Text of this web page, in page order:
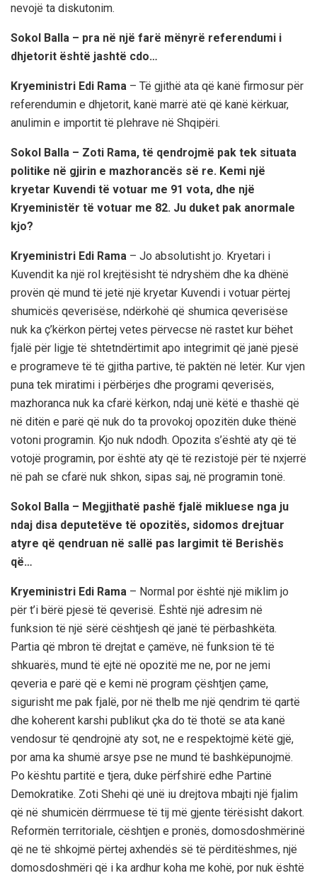
nevojë ta diskutonim.
Sokol Balla – pra në një farë mënyrë referendumi i
dhjetorit është jashtë cdo…
Kryeministri Edi Rama – Të gjithë ata që kanë firmosur për
referendumin e dhjetorit, kanë marrë atë që kanë kërkuar,
anulimin e importit të plehrave në Shqipëri.
Sokol Balla – Zoti Rama, të qendrojmë pak tek situata
politike në gjirin e mazhorancës së re. Kemi një
kryetar Kuvendi të votuar me 91 vota, dhe një
Kryeministër të votuar me 82. Ju duket pak anormale
kjo?
Kryeministri Edi Rama – Jo absolutisht jo. Kryetari i
Kuvendit ka një rol krejtësisht të ndryshëm dhe ka dhënë
provën që mund të jetë një kryetar Kuvendi i votuar përtej
shumicës qeverisëse, ndërkohë që shumica qeverisëse
nuk ka ç’kërkon përtej vetes përvecse në rastet kur bëhet
fjalë për ligje të shtetndërtimit apo integrimit që janë pjesë
e programeve të të gjitha partive, të paktën në letër. Kur vjen
puna tek miratimi i përbërjes dhe programi qeverisës,
mazhoranca nuk ka cfarë kërkon, ndaj unë këtë e thashë që
në ditën e parë që nuk do ta provokoj opozitën duke thënë
votoni programin. Kjo nuk ndodh. Opozita s’është aty që të
votojë programin, por është aty që të rezistojë për të nxjerrë
në pah se cfarë nuk shkon, sipas saj, në programin tonë.
Sokol Balla – Megjithatë pashë fjalë mikluese nga ju
ndaj disa deputetëve të opozitës, sidomos drejtuar
atyre që qendruan në sallë pas largimit të Berishës
që…
Kryeministri Edi Rama – Normal por është një miklim jo
për t’i bërë pjesë të qeverisë. Është një adresim në
funksion të një sërë cështjesh që janë të përbashkëta.
Partia që mbron të drejtat e çamëve, në funksion të të
shkuarës, mund të ejtë në opozitë me ne, por ne jemi
qeveria e parë që e kemi në program çështjen çame,
sigurisht me pak fjalë, por në thelb me një qendrim të qartë
dhe koherent karshi publikut çka do të thotë se ata kanë
vendosur të qendrojnë aty sot, ne e respektojmë këtë gjë,
por ama ka shumë arsye pse ne mund të bashkëpunojmë.
Po kështu partitë e tjera, duke përfshirë edhe Partinë
Demokratike. Zoti Shehi që unë iu drejtova mbajti një fjalim
që në shumicën dërrmuese të tij më gjente tërësisht dakort.
Reformën territoriale, cështjen e pronës, domosdoshmërinë
që ne të shkojmë përtej axhendës së të përditëshmes, një
domosdoshmëri që i ka ardhur koha me kohë, por nuk është